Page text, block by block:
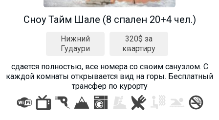
Сноу Тайм Шале (8 спален 20+4 чел.)
Нижний
Гудаури
320$ за
квартиру
сдается полностью, все номера со своим санузлом. С
каждой комнаты открывается вид на горы. Бесплатный
трансфер по курорту